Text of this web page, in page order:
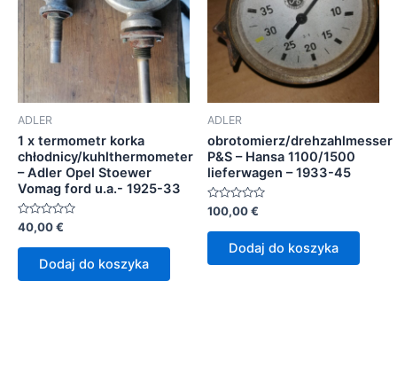
ADLER
1 x termometr korka
chłodnicy/kuhlthermometer
– Adler Opel Stoewer
Vomag ford u.a.- 1925-33
Oceniono
0
na
40,00€
Dodaj do koszyka
ADLER
obrotomierz/drehzahlmesser
P&S – Hansa 1100/1500
lieferwagen – 1933-45
Oceniono
0
na
100,00€
Dodaj do koszyka